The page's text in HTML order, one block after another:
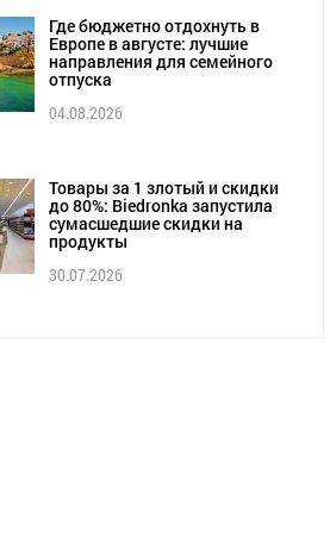
Где бюджетно отдохнуть в
Европе в августе: лучшие
направления для семейного
отпуска
04.08.2026
Товары за 1 злотый и скидки
до 80%: Biedronka запустила
сумасшедшие скидки на
продукты
30.07.2026